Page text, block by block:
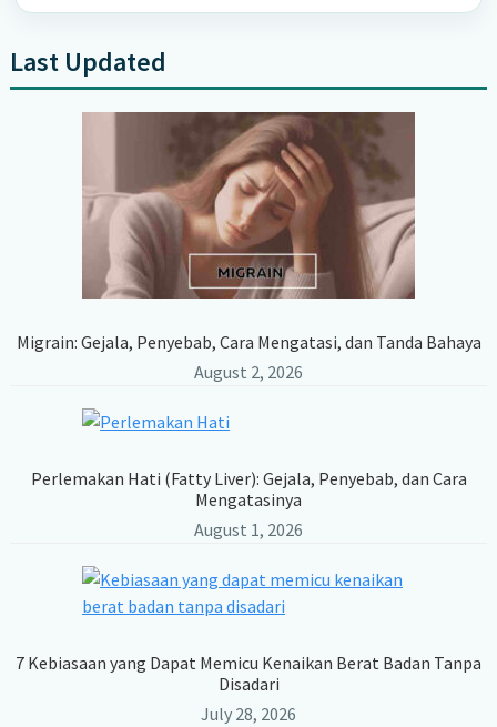
Primary
Sidebar
Last Updated
Migrain: Gejala, Penyebab, Cara Mengatasi, dan Tanda Bahaya
August 2, 2026
Perlemakan Hati (Fatty Liver): Gejala, Penyebab, dan Cara
Mengatasinya
August 1, 2026
7 Kebiasaan yang Dapat Memicu Kenaikan Berat Badan Tanpa
Disadari
July 28, 2026